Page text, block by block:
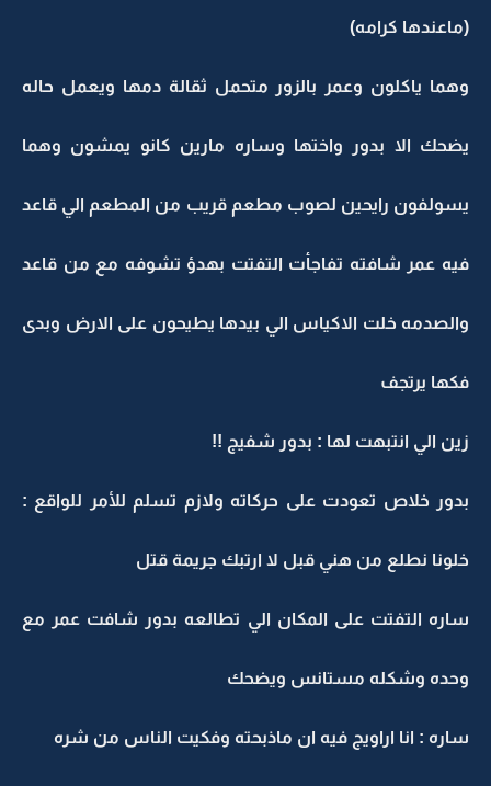
(ماعندها كرامه)
وهما ياكلون وعمر بالزور متحمل ثقالة دمها ويعمل حاله
يضحك الا بدور واختها وساره مارين كانو يمشون وهما
يسولفون رايحين لصوب مطعم قريب من المطعم الي قاعد
فيه عمر شافته تفاجأت التفتت بهدؤ تشوفه مع من قاعد
والصدمه خلت الاكياس الي بيدها يطيحون على الارض وبدى
فكها يرتجف
زين الي انتبهت لها : بدور شفيج !!
بدور خلاص تعودت على حركاته ولازم تسلم للأمر للواقع :
خلونا نطلع من هني قبل لا ارتبك جريمة قتل
ساره التفتت على المكان الي تطالعه بدور شافت عمر مع
وحده وشكله مستانس ويضحك
ساره : انا اراويج فيه ان ماذبحته وفكيت الناس من شره